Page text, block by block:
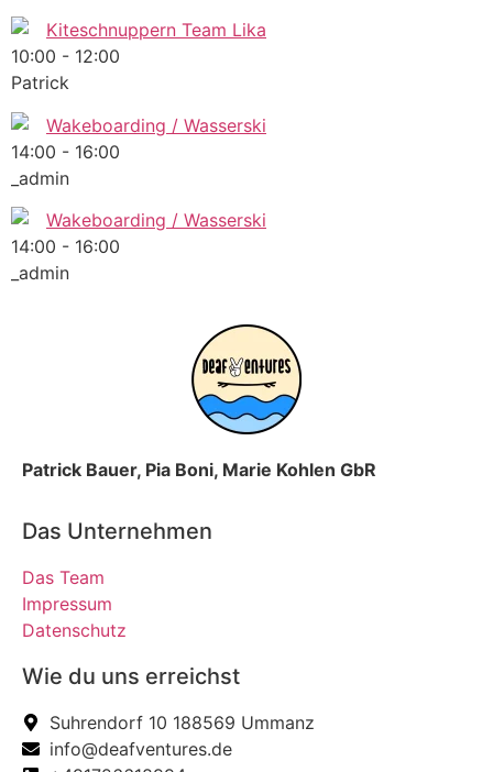
Kiteschnuppern Team Lika
10:00 - 12:00
Patrick
Wakeboarding / Wasserski
14:00 - 16:00
_admin
Wakeboarding / Wasserski
14:00 - 16:00
_admin
Patrick Bauer, Pia Boni, Marie Kohlen GbR
Das Unternehmen
Das Team
Impressum
Datenschutz
Wie du uns erreichst
Suhrendorf 10 188569 Ummanz
info@deafventures.de